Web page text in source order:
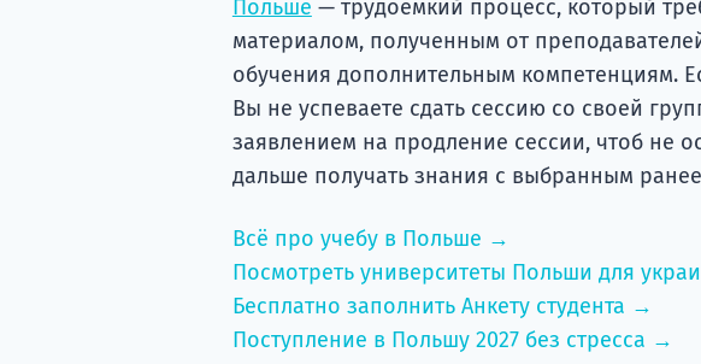
Польше — трудоемкий процесс, который
материалом, полученным от
обучения дополнительным компетенциям.
Вы не успеваете сдать сессию со своей
заявлением на продление сессии, чтоб не
дальше получать знания с выбранным
Всё про учебу в Польше →
Посмотреть университеты Польши для
Бесплатно заполнить Анкету студента →
Поступление в Польшу 2027 без стресса →